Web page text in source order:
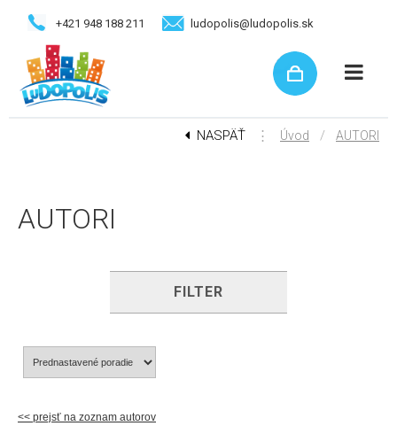
+421 948 188 211 ludopolis@ludopolis.sk
NASPÄŤ ⋮ Úvod / AUTORI
AUTORI
FILTER
<< prejsť na zoznam autorov